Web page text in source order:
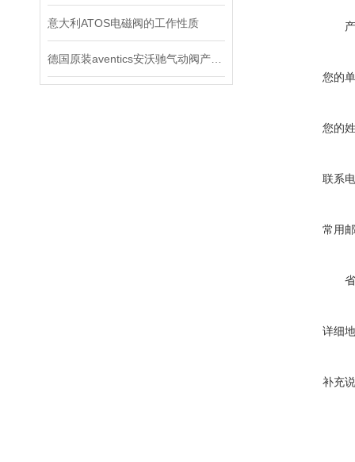
意大利ATOS电磁阀的工作性质
您的
您的
联系
常用
详细
补充